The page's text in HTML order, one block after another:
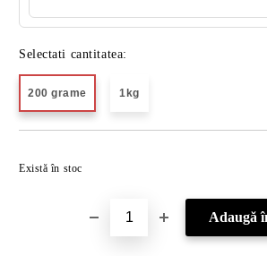
Selectati cantitatea:
200 grame 1kg
Există în stoc